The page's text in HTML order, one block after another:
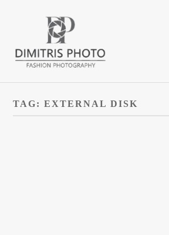
TAG:EXTERNAL DISK